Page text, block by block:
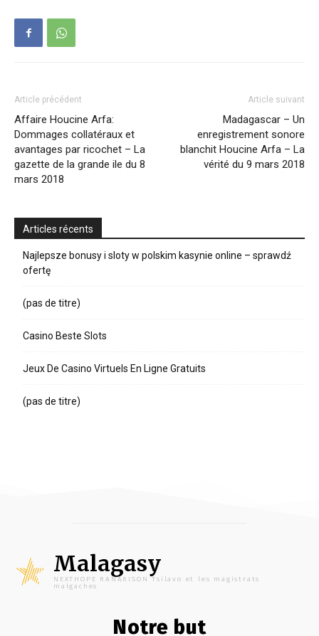
Article précédent
Affaire Houcine Arfa:
Dommages collatéraux et
avantages par ricochet – La
gazette de la grande ile du 8
mars 2018
Article suivant
Madagascar – Un
enregistrement sonore
blanchit Houcine Arfa – La
vérité du 9 mars 2018
Articles récents
Najlepsze bonusy i sloty w polskim kasynie online – sprawdź
ofertę
(pas de titre)
Casino Beste Slots
Jeux De Casino Virtuels En Ligne Gratuits
(pas de titre)
Malagasy
NEXTHOPE RANARISON Tsilavo et les magistrats
malgaches
Notre but